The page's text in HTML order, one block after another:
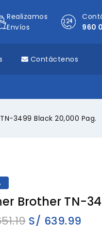
Realizamos
Envíos
960
Contáctenos
3499 Black 20,000 Pag.
Brother TN-
S/ 639.99